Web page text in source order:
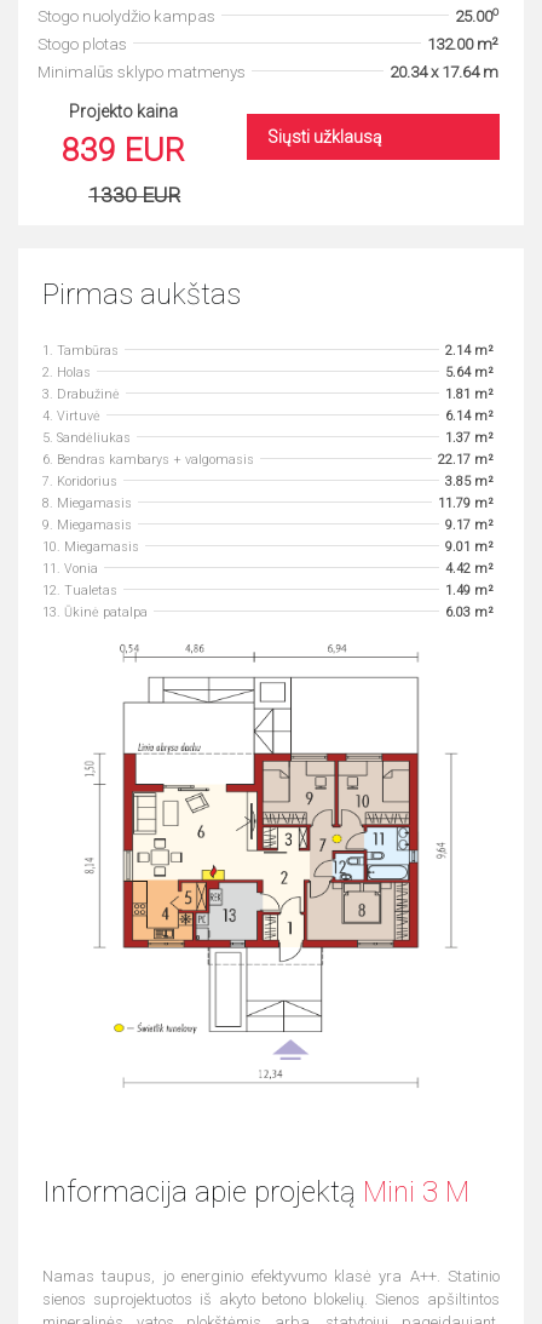
Stogo nuolydžio kampas
25.00o
Stogo plotas
132.00 m²
Minimalūs sklypo matmenys
20.34 x 17.64 m
Projekto kaina
839 EUR
1330 EUR
Siųsti užklausą
Pirmas aukštas
1. Tambūras
2.14 m²
2. Holas
5.64 m²
3. Drabužinė
1.81 m²
4. Virtuvė
6.14 m²
5. Sandėliukas
1.37 m²
6. Bendras kambarys + valgomasis
22.17 m²
7. Koridorius
3.85 m²
8. Miegamasis
11.79 m²
9. Miegamasis
9.17 m²
10. Miegamasis
9.01 m²
11. Vonia
4.42 m²
12. Tualetas
1.49 m²
13. Ūkinė patalpa
6.03 m²
Informacija apie projektą Mini 3 M
Namas taupus, jo energinio efektyvumo klasė yra A++. Statinio
sienos suprojektuotos iš akyto betono blokelių. Sienos apšiltintos